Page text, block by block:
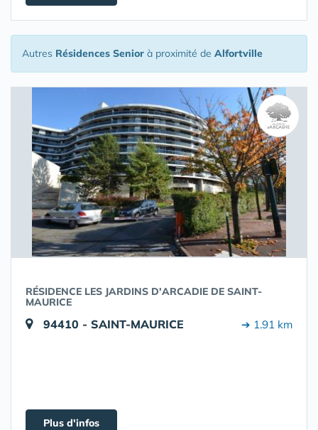
Autres Résidences Senior à proximité de Alfortville
RÉSIDENCE LES JARDINS D'ARCADIE DE SAINT-
MAURICE
94410 - SAINT-MAURICE ➔ 1.91 km
Plus d'infos